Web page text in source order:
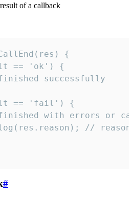
of a callback
{
== 'ok') {
successfully
== 'fail') {
with errors or
//
#